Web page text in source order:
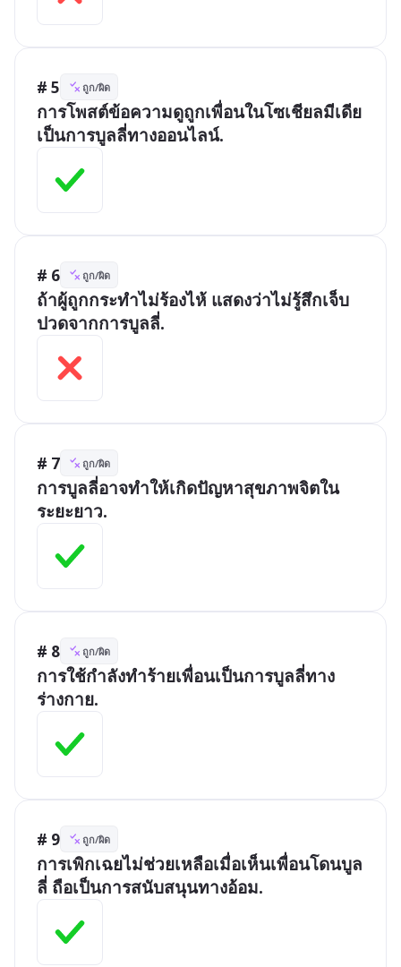
# 5 ถูก/ผิด
การโพสต์ข้อความดูถูกเพื่อนในโซเชียลมีเดีย
เป็นการบูลลี่ทางออนไลน์.
# 6 ถูก/ผิด
ถ้าผู้ถูกกระทำไม่ร้องไห้ แสดงว่าไม่รู้สึกเจ็บ
ปวดจากการบูลลี่.
# 7 ถูก/ผิด
การบูลลี่อาจทำให้เกิดปัญหาสุขภาพจิตใน
ระยะยาว.
# 8 ถูก/ผิด
การใช้กำลังทำร้ายเพื่อนเป็นการบูลลี่ทาง
ร่างกาย.
# 9 ถูก/ผิด
การเพิกเฉยไม่ช่วยเหลือเมื่อเห็นเพื่อนโดนบูล
ลี่ ถือเป็นการสนับสนุนทางอ้อม.